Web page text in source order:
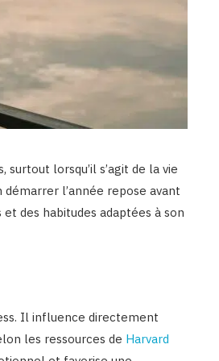
lorsqu’il s’agit de la vie
l’année repose avant
des habitudes adaptées à son
Il influence directement
les ressources de Harvard